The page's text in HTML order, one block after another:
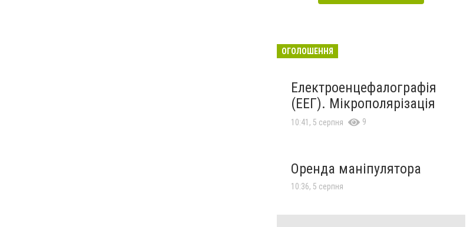
ОГОЛОШЕННЯ
Електроенцефалографія
(ЕЕГ). Мікрополярізація
10:41, 5 серпня 9
Оренда маніпулятора
10:36, 5 серпня